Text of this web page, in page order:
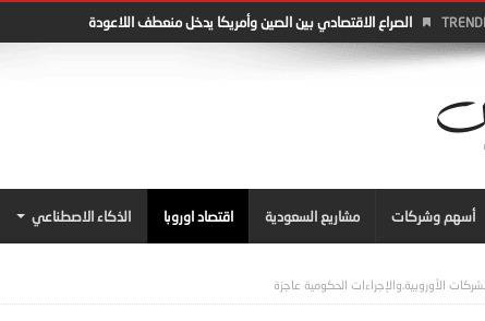
الصراع الاقتصادي بين الصين وأمريكا يدخل منعطف اللاعودة
أسهم وشركات مشاريع السعودية اقتصاد اوروبا الذكاء الاصطناعي
الأوروبية.والإجراءات الحكومية عاجزة